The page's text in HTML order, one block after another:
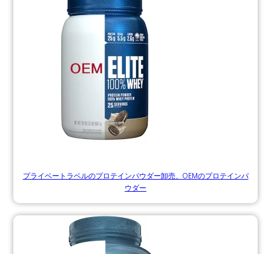
プライベートラベルのプロテインパウダー卸売、OEMのプロテインパ
ウダー